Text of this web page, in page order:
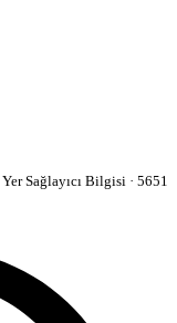
Yer Sağlayıcı Bilgisi · 5651